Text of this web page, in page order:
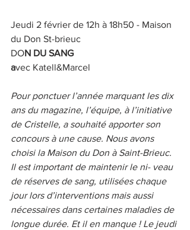
Jeudi 2 février de 12h à 18h50 - Maison
du Don St-brieuc
DON DU SANG
avec Katell&Marcel
Pour ponctuer l’année marquant les dix
ans du magazine, l’équipe, à l’initiative
de Cristelle, a souhaité apporter son
concours à une cause. Nous avons
choisi la Maison du Don à Saint-Brieuc.
Il est important de maintenir le ni- veau
de réserves de sang, utilisées chaque
jour lors d’interventions mais aussi
nécessaires dans certaines maladies de
longue durée. Et il en manque ! Le jeudi